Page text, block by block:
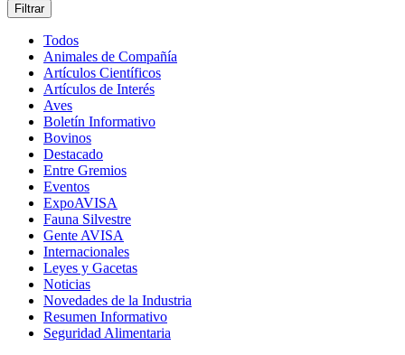
Filtrar
Todos
Animales de Compañía
Artículos Científicos
Artículos de Interés
Aves
Boletín Informativo
Bovinos
Destacado
Entre Gremios
Eventos
ExpoAVISA
Fauna Silvestre
Gente AVISA
Internacionales
Leyes y Gacetas
Noticias
Novedades de la Industria
Resumen Informativo
Seguridad Alimentaria